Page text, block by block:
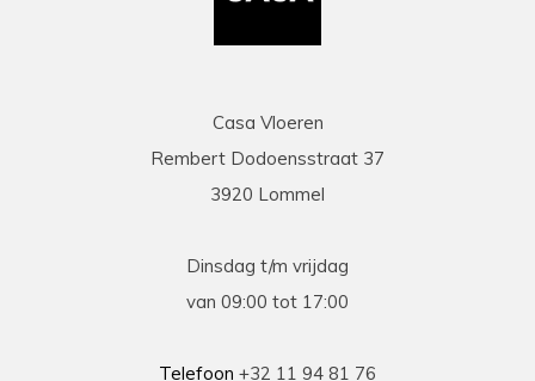
Prima geholpen bij zowel de keuze als plaatsing
problemen tijdens plaatsing .
Casa Vloeren
Rembert Dodoensstraat 37
3920 Lommel
Dinsdag t/m vrijdag
van 09:00 tot 17:00
Telefoon +32 11 94 81 76